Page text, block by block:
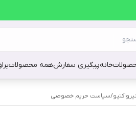
خانهپیگیری سفارشهمه محصولات
/سیاست حریم خصوصی